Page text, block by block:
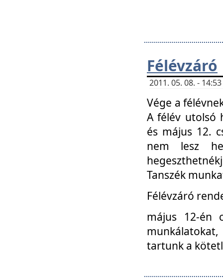
Félévzáró
2011. 05. 08. -
Vége a
A félév utolsó
és május 12.
nem lesz
Tanszék
Félévzáró
május 12-én
tartunk a